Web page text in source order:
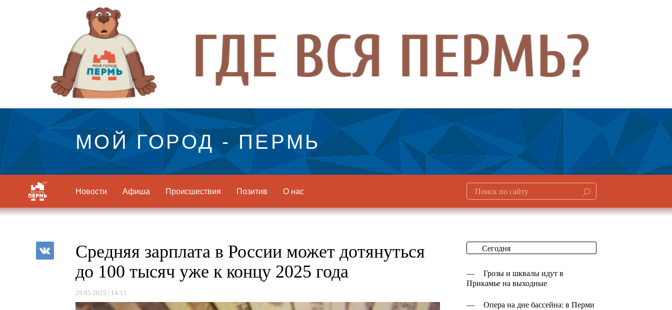
МОЙ ГОРОД - ПЕРМЬ
Новости Афиша Происшествия Позитив О нас
Средняя зарплата в России может дотянуться
до 100 тысяч уже к концу 2025 года
29.05.2025 | 14:11
Сегодня
—
Грозы и шквалы идут в
Прикамье на выходные
—
Опера на дне бассейна: в Перми